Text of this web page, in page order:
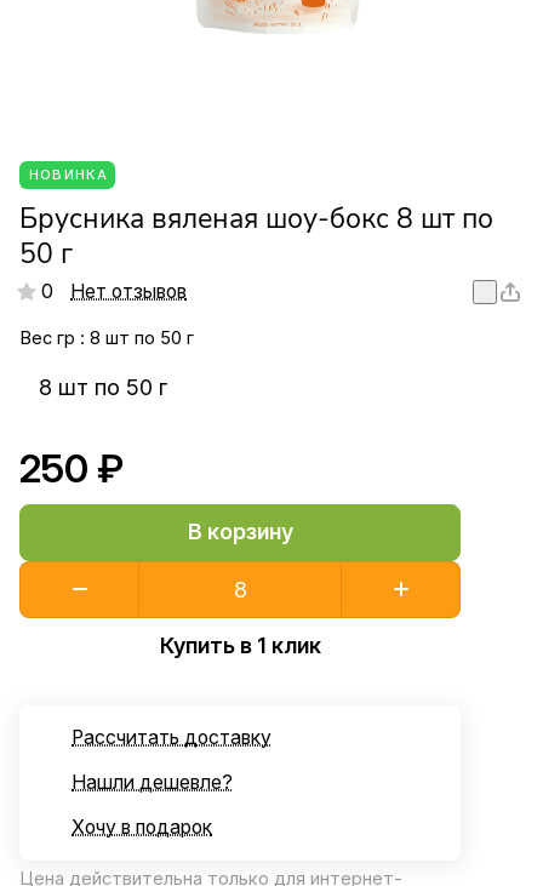
НОВИНКА
Брусника вяленая шоу-бокс 8 шт по
50 г
0 Нет отзывов
Вес гр : 8 шт по 50 г
8 шт по 50 г
250 ₽
В корзину
Купить в 1 клик
Рассчитать доставку
Нашли дешевле?
Хочу в подарок
Цена действительна только для интернет-